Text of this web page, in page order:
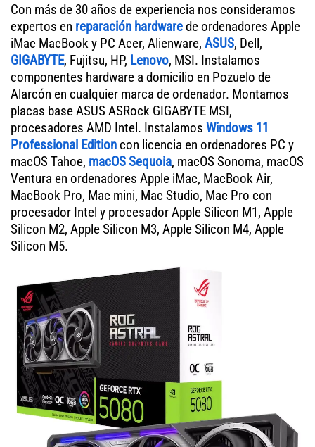
Con más de 30 años de experiencia nos consideramos
expertos en reparación hardwarede ordenadores Apple
iMac MacBook y PC Acer, Alienware, ASUS, Dell,
GIGABYTE, Fujitsu, HP, Lenovo, MSI. Instalamos
componentes hardware a domicilio en Pozuelo de
Alarcón en cualquier marca de ordenador. Montamos
placas base ASUS ASRock GIGABYTE MSI,
procesadores AMD Intel. Instalamos Windows 11
Professional Edition con licencia en ordenadores PC y
macOS Tahoe, macOS Sequoia, macOS Sonoma, macOS
Ventura en ordenadores Apple iMac, MacBook Air,
MacBook Pro, Mac mini, Mac Studio, Mac Pro con
procesador Intel y procesador Apple Silicon M1, Apple
Silicon M2, Apple Silicon M3, Apple Silicon M4, Apple
Silicon M5.